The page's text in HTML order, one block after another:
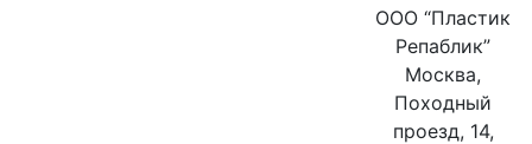
ООО “Пластик
Репаблик”
Москва,
Походный
проезд, 14,